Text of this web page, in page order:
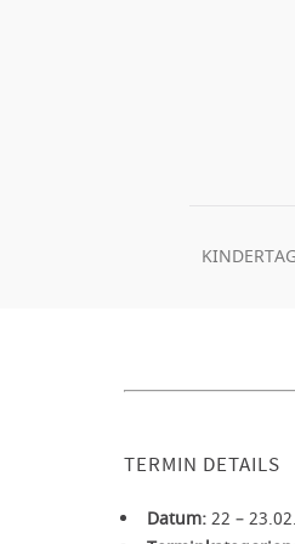
TERMIN DETAILS
Datum:22 –